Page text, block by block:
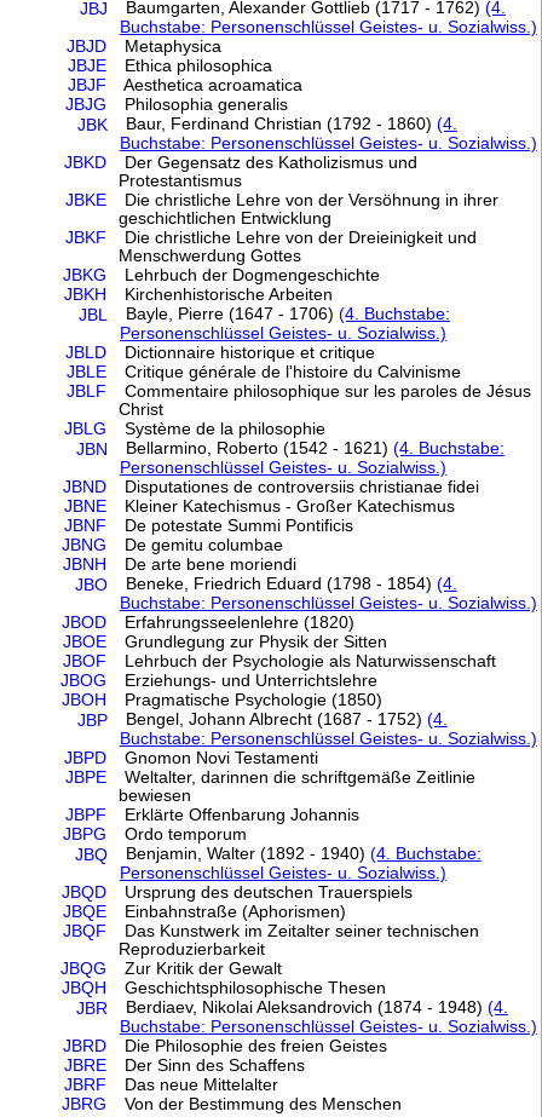
JBJ Baumgarten, Alexander Gottlieb (1717 - 1762) (4.
Buchstabe: Personenschlüssel Geistes- u. Sozialwiss.)
JBJD
Metaphysica
JBJE
Ethica philosophica
JBJF
Aesthetica acroamatica
JBJG
Philosophia generalis
JBK Baur, Ferdinand Christian (1792 - 1860) (4.
Buchstabe: Personenschlüssel Geistes- u. Sozialwiss.)
JBKD
Der Gegensatz des Katholizismus und
Protestantismus
JBKE
Die christliche Lehre von der Versöhnung in ihrer
geschichtlichen Entwicklung
JBKF
Die christliche Lehre von der Dreieinigkeit und
Menschwerdung Gottes
JBKG
Lehrbuch der Dogmengeschichte
JBKH
Kirchenhistorische Arbeiten
JBL Bayle, Pierre (1647 - 1706) (4. Buchstabe:
Personenschlüssel Geistes- u. Sozialwiss.)
JBLD
Dictionnaire historique et critique
JBLE
Critique générale de l'histoire du Calvinisme
JBLF
Commentaire philosophique sur les paroles de Jésus
Christ
JBLG
Système de la philosophie
JBN Bellarmino, Roberto (1542 - 1621) (4. Buchstabe:
Personenschlüssel Geistes- u. Sozialwiss.)
JBND
Disputationes de controversiis christianae fidei
JBNE
Kleiner Katechismus - Großer Katechismus
JBNF
De potestate Summi Pontificis
JBNG
De gemitu columbae
JBNH
De arte bene moriendi
JBO Beneke, Friedrich Eduard (1798 - 1854) (4.
Buchstabe: Personenschlüssel Geistes- u. Sozialwiss.)
JBOD
Erfahrungsseelenlehre (1820)
JBOE
Grundlegung zur Physik der Sitten
JBOF
Lehrbuch der Psychologie als Naturwissenschaft
JBOG
Erziehungs- und Unterrichtslehre
JBOH
Pragmatische Psychologie (1850)
JBP Bengel, Johann Albrecht (1687 - 1752) (4.
Buchstabe: Personenschlüssel Geistes- u. Sozialwiss.)
JBPD
Gnomon Novi Testamenti
JBPE
Weltalter, darinnen die schriftgemäße Zeitlinie
bewiesen
JBPF
Erklärte Offenbarung Johannis
JBPG
Ordo temporum
JBQ Benjamin, Walter (1892 - 1940) (4. Buchstabe:
Personenschlüssel Geistes- u. Sozialwiss.)
JBQD
Ursprung des deutschen Trauerspiels
JBQE
Einbahnstraße (Aphorismen)
JBQF
Das Kunstwerk im Zeitalter seiner technischen
Reproduzierbarkeit
JBQG
Zur Kritik der Gewalt
JBQH
Geschichtsphilosophische Thesen
JBR Berdiaev, Nikolai Aleksandrovich (1874 - 1948) (4.
Buchstabe: Personenschlüssel Geistes- u. Sozialwiss.)
JBRD
Die Philosophie des freien Geistes
JBRE
Der Sinn des Schaffens
JBRF
Das neue Mittelalter
JBRG
Von der Bestimmung des Menschen